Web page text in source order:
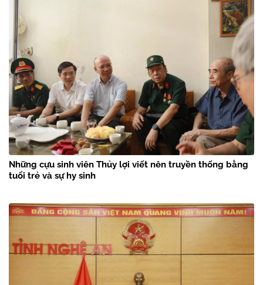
Những cựu sinh viên Thủy lợi viết nên truyền thống bằng
tuổi trẻ và sự hy sinh